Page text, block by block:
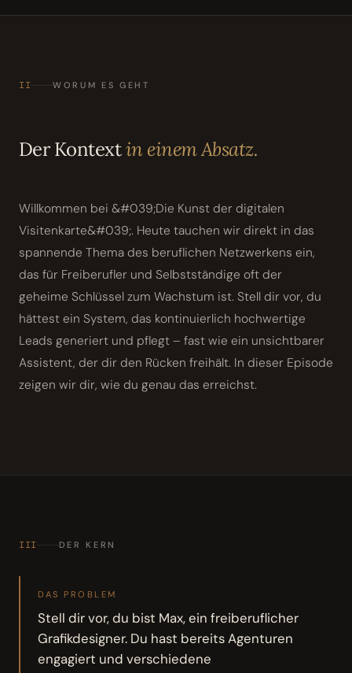
II WORUM ES GEHT
Der Kontextin einem Absatz.
Willkommen bei &#039;Die Kunst der digitalen
Visitenkarte&#039;. Heute tauchen wir direkt in das
spannende Thema des beruflichen Netzwerkens ein,
das für Freiberufler und Selbstständige oft der
geheime Schlüssel zum Wachstum ist. Stell dir vor, du
hättest ein System, das kontinuierlich hochwertige
Leads generiert und pflegt – fast wie ein unsichtbarer
Assistent, der dir den Rücken freihält. In dieser Episode
zeigen wir dir, wie du genau das erreichst.
III DER KERN
DAS PROBLEM
Stell dir vor, du bist Max, ein freiberuflicher
Grafikdesigner. Du hast bereits Agenturen
engagiert und verschiedene